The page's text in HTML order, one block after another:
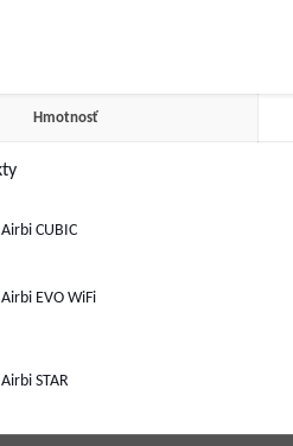
Hmotnosť
CUBIC
EVO WiFi
STAR